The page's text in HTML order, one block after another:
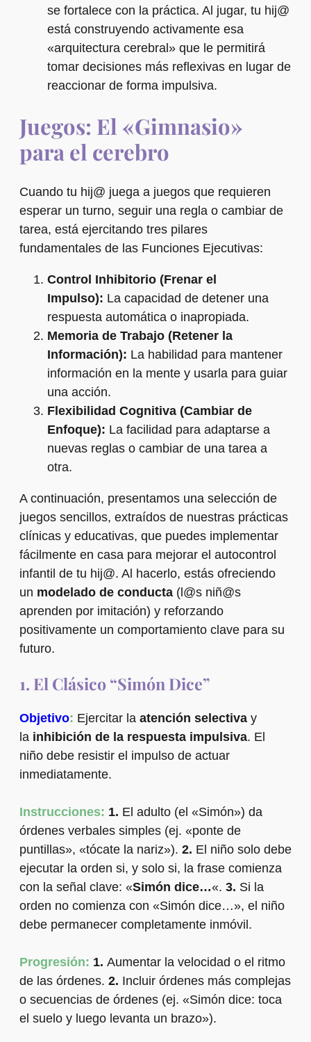
se fortalece con la práctica. Al jugar, tu hij@
está construyendo activamente esa
«arquitectura cerebral» que le permitirá
tomar decisiones más reflexivas en lugar de
reaccionar de forma impulsiva.
Juegos: El «Gimnasio»
para el cerebro
Cuando tu hij@ juega a juegos que requieren
esperar un turno, seguir una regla o cambiar de
tarea, está ejercitando tres pilares
fundamentales de las Funciones Ejecutivas:
Control Inhibitorio (Frenar el
Impulso): La capacidad de detener una
respuesta automática o inapropiada.
Memoria de Trabajo (Retener la
Información): La habilidad para mantener
información en la mente y usarla para guiar
una acción.
Flexibilidad Cognitiva (Cambiar de
Enfoque): La facilidad para adaptarse a
nuevas reglas o cambiar de una tarea a
otra.
A continuación, presentamos una selección de
juegos sencillos, extraídos de nuestras prácticas
clínicas y educativas, que puedes implementar
fácilmente en casa para mejorar el autocontrol
infantil de tu hij@. Al hacerlo, estás ofreciendo
un modelado de conducta (l@s niñ@s
aprenden por imitación) y reforzando
positivamente un comportamiento clave para su
futuro.
1. El Clásico “Simón Dice”
Objetivo: Ejercitar la atención selectiva y
la inhibición de la respuesta impulsiva. El
niño debe resistir el impulso de actuar
inmediatamente.
Instrucciones: 1. El adulto (el «Simón») da
órdenes verbales simples (ej. «ponte de
puntillas», «tócate la nariz»). 2. El niño solo debe
ejecutar la orden si, y solo si, la frase comienza
con la señal clave: «Simón dice…«. 3. Si la
orden no comienza con «Simón dice…», el niño
debe permanecer completamente inmóvil.
Progresión: 1. Aumentar la velocidad o el ritmo
de las órdenes. 2. Incluir órdenes más complejas
o secuencias de órdenes (ej. «Simón dice: toca
el suelo y luego levanta un brazo»).